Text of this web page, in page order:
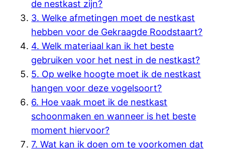
de nestkast zijn?
3. Welke afmetingen moet de nestkast
hebben voor de Gekraagde Roodstaart?
4. Welk materiaal kan ik het beste
gebruiken voor het nest in de nestkast?
5. Op welke hoogte moet ik de nestkast
hangen voor deze vogelsoort?
6. Hoe vaak moet ik de nestkast
schoonmaken en wanneer is het beste
moment hiervoor?
7. Wat kan ik doen om te voorkomen dat